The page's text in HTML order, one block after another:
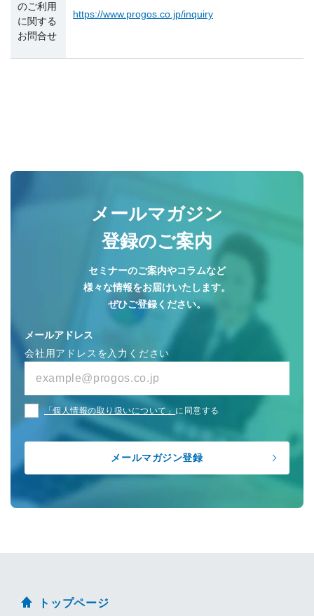
のご利用
に関する
お問合せ
https://www.progos.co.jp/inquiry
メールマガジン
登録のご案内
セミナーのご案内やコラムなど
様々な情報をお届けいたします。
ぜひご登録ください。
メールアドレス
会社用アドレスを入力ください
「個人情報の取り扱いについて」 に同意する
トップページ